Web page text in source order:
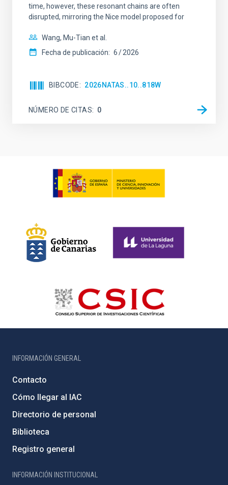
time, however, these resonant chains are often
disrupted, mirroring the Nice model proposed for
Wang, Mu-Tian et al.
Fecha de publicación: 6 2026
BIBCODE 2026NATAS..10..818W
NÚMERO DE CITAS 0
INFORMACIÓN GENERAL
Contacto
Cómo llegar al IAC
Directorio de personal
Biblioteca
Registro general
INFORMACIÓN INSTITUCIONAL